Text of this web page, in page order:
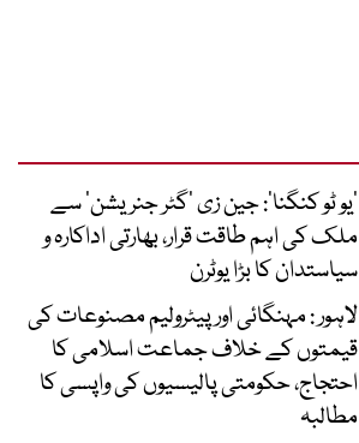
’یو ٹو کنگنا‘: جین زی ’گٹر جنریشن‘ سے
ملک کی اہم طاقت قرار، بھارتی اداکارہ و
سیاستدان کا بڑا یوٹرن
لاہور : مہنگائی اور پیٹرولیم مصنوعات کی
قیمتوں کے خلاف جماعت اسلامی کا
احتجاج، حکومتی پالیسیوں کی واپسی کا
مطالبہ